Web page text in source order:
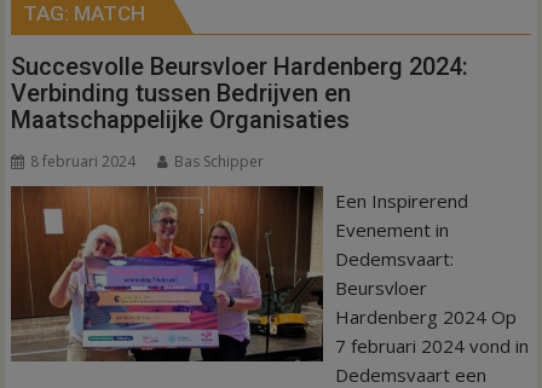
TAG: MATCH
Succesvolle Beursvloer Hardenberg 2024:
Verbinding tussen Bedrijven en
Maatschappelijke Organisaties
8 februari 2024 Bas Schipper
Een Inspirerend
Evenement in
Dedemsvaart:
Beursvloer
Hardenberg 2024 Op
7 februari 2024 vond in
Dedemsvaart een